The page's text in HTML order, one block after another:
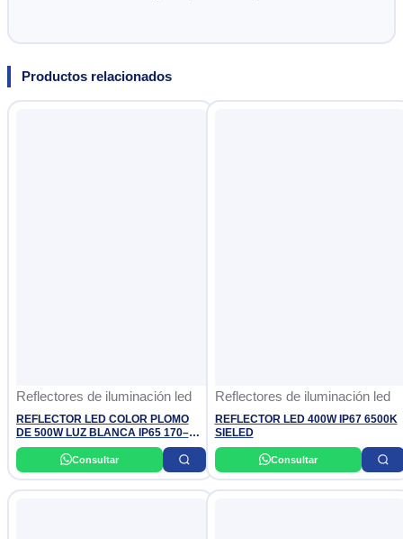
Productos relacionados
Reflectores de iluminación led
REFLECTOR LED COLOR PLOMO
DE 500W LUZ BLANCA IP65 170–
270V EVERLEO
Consultar
Reflectores de iluminación led
REFLECTOR LED 400W IP67 6500K
SIELED
Consultar